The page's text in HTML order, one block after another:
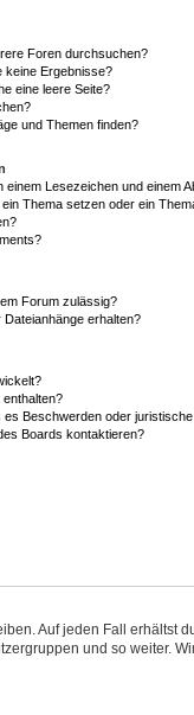
Foren durchsuchen?
keine Ergebnisse?
eine leere Seite?
und Themen finden?
Lesezeichen und einem
Thema setzen oder ein
Forum zulässig?
erhalten?
Beschwerden oder
Boards kontaktieren?
Auf jeden Fall erhältst
und so weiter.